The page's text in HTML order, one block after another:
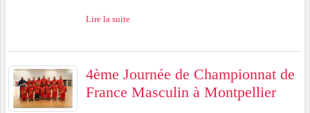
Lire la suite
4ème Journée de Championnat de
France Masculin à Montpellier